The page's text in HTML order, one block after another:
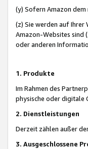
(y) Sofern Amazon
(z) Sie werden auf
Amazon-Websites sind
oder anderen
1. Produkte
Im Rahmen des
physische oder digitale
2. Dienstleistungen
Derzeit zählen außer
3. Ausgeschlossene